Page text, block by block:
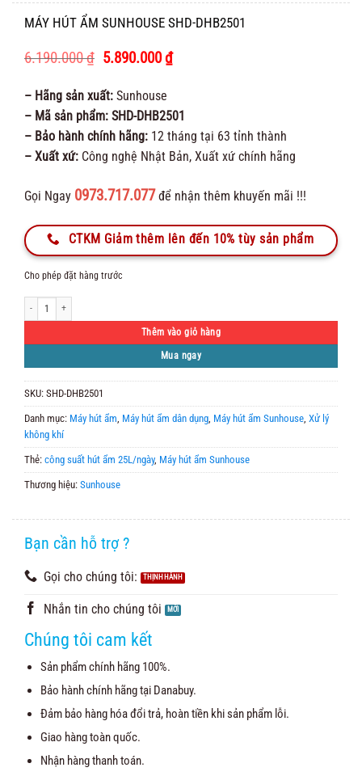
MÁY HÚT ẨM SUNHOUSE SHD-DHB2501
6.190.000₫ Giá
là:
6.190.000 ₫.
5.890.000₫Giá
5.890.000 ₫.
– Hãng sản xuất: Sunhouse
– Mã sản phẩm: SHD-DHB2501
– Bảo hành chính hãng: 12 tháng tại 63 tỉnh thành
– Xuất xứ: Công nghệ Nhật Bản, Xuất xứ chính hãng
Gọi Ngay 0973.717.077 để nhận thêm khuyến mãi !!!
CTKM Giảm thêm lên đến 10% tùy sản phẩm
Cho phép đặt hàng trước
MÁY HÚT ẨM SUNHOUSE SHD-DHB2501 số lượng
Thêm vào giỏ hàng
Mua ngay
SKU: SHD-DHB2501
Danh mục: Máy hút ẩm Máy hút ẩm dân dụng Máy hút ẩm Sunhouse Xử lý
không khí
Thẻ: công suất hút ẩm 25L/ngày, Máy hút ẩm Sunhouse
Thương hiệu: Sunhouse
Bạn cần hỗ trợ ?
Gọi cho chúng tôi:
Nhắn tin cho chúng tôi
Chúng tôi cam kết
Sản phẩm chính hãng 100%.
Bảo hành chính hãng tại Danabuy.
Đảm bảo hàng hóa đổi trả, hoàn tiền khi sản phẩm lỗi.
Giao hàng toàn quốc.
Nhận hàng thanh toán.